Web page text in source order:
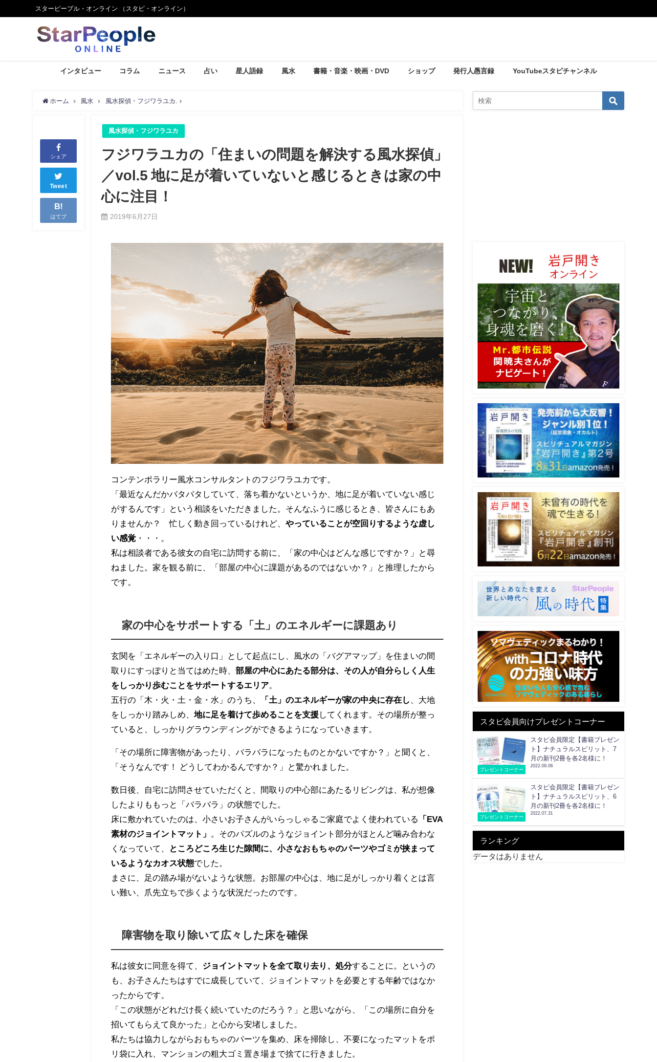
スターピープル・オンライン （スタピ・オンライン）
インタビュー コラム ニュース 占い 星人語録 風水 書籍・音楽・映画・DVD ショップ 発行人愚言録 YouTubeスタピチャンネル
ホーム 風水 風水探偵・フジワラユカ フジワラユカの「住まいの問題を解決する風水探偵」／vol.5 地に足が着いていないと感じるときは家の中心に注目！
シェア
Tweet
B!
はてブ
風水探偵・フジワラユカ
フジワラユカの「住まいの問題を解決する風水探偵」
／vol.5 地に足が着いていないと感じるときは家の中
心に注目！
2019年6月27日
コンテンポラリー風水コンサルタントのフジワラユカです。
「最近なんだかバタバタしていて、落ち着かないというか、地に足が着いていない感じ
がするんです」という相談をいただきました。そんなふうに感じるとき、皆さんにもあ
りませんか？ 忙しく動き回っているけれど、やっていることが空回りするような虚し
い感覚 ・・・。
私は相談者である彼女の自宅に訪問する前に、「家の中心はどんな感じですか？」と尋
ねました。家を観る前に、「部屋の中心に課題があるのではないか？」と推理したから
です。
家の中心をサポートする「土」のエネルギーに課題あり
玄関を「エネルギーの入り口」として起点にし、風水の「バグアマップ」を住まいの間
取りにすっぽりと当てはめた時、部屋の中心にあたる部分は、その人が自分らしく人生
をしっかり歩むことをサポートするエリア
五行の「木・火・土・金・水」のうち、
「土」のエネルギーが家の中央に存在し
、大地
をしっかり踏みしめ、地に足を着けて歩めることを支援してくれます。その場所が整っ
ていると、しっかりグラウンディングができるようになっていきます。
「その場所に障害物があったり、バラバラになったものとかないですか？」と聞くと、
「そうなんです！ どうしてわかるんですか？」と驚かれました。
数日後、自宅に訪問させていただくと、間取りの中心部にあたるリビングは、私が想像
したよりももっと「バラバラ」の状態でした。
床に敷かれていたのは、小さいお子さんがいらっしゃるご家庭でよく使われている
「EVA
素材のジョイントマット」
。そのパズルのようなジョイント部分がほとんど噛み合わな
くなっていて、
ところどころ生じた隙間に、小さなおもちゃのパーツやゴミが挟まって
いるようなカオス状態でした。
まさに、足の踏み場がないような状態。お部屋の中心は、地に足がしっかり着くとは言
い難い、爪先立ちで歩くような状況だったのです。
障害物を取り除いて広々した床を確保
私は彼女に同意を得て、 ジョイントマットを全て取り去り、処分することに。というの
も、お子さんたちはすでに成長していて、ジョイントマットを必要とする年齢ではなか
ったからです。
「この状態がどれだけ長く続いていたのだろう？」と思いながら、「この場所に自分を
招いてもらえて良かった」と心から安堵しました。
私たちは協力しながらおもちゃのパーツを集め、床を掃除し、不要になったマットをポ
リ袋に入れ、マンションの粗大ゴミ置き場まで捨てに行きました。
スタピ会員向けプレゼントコーナー
プレゼントコーナー
スタピ会員限定【書籍プレゼン
ト】ナチュラルスピリット、7
月の新刊2冊を各2名様に！
2022.09.06
プレゼントコーナー
スタピ会員限定【書籍プレゼン
ト】ナチュラルスピリット、6
月の新刊2冊を各2名様に！
2022.07.31
ランキング
データはありません